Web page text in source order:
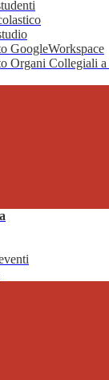
GoogleWorkspace
Organi Collegiali a